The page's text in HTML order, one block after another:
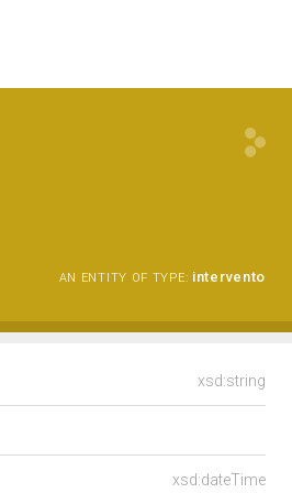
AN ENTITY OF TYPE: intervento
xsd:string
xsd:dateTime